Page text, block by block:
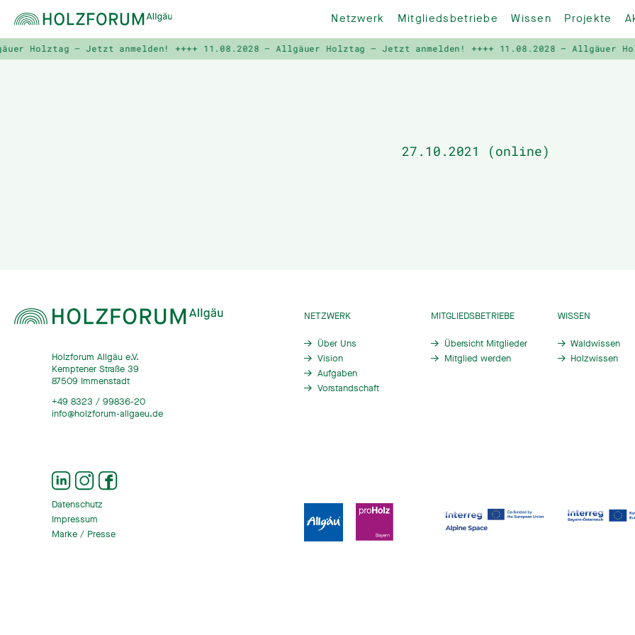
Netzwerk Mitgliedsbetriebe Wissen Projekte
Holztag – Jetzt anmelden! ++++11.08.2028 – Allgäuer Holztag – Jetzt anmelden! ++++11.08.2028 – Allgäuer
27.10.2021 (online)
Holzforum Allgäu e.V.
Kemptener Straße 39
87509 Immenstadt
+49 8323 / 99836-20
info@holzforum-allgaeu.de
Datenschutz
Impressum
Marke / Presse
NETZWERK
Über Uns
Vision
Aufgaben
Vorstandschaft
MITGLIEDSBETRIEBE
Übersicht Mitglieder
Mitglied werden
WISSEN
Waldwissen
Holzwissen